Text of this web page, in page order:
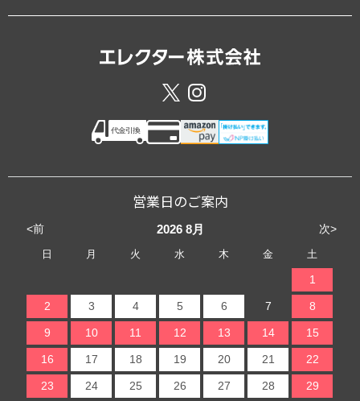
営業日のご案内
<前 次>
2026 8月
日 月 火 水 木 金 土
1
2 3 4 5 6 7 8
9 10 11 12 13 14 15
16 17 18 19 20 21 22
23 24 25 26 27 28 29